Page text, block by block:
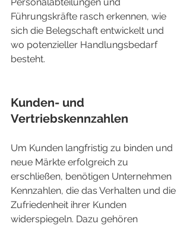
Führungskräfte rasch erkennen, wie
sich die Belegschaft entwickelt und
wo potenzieller Handlungsbedarf
besteht.
Kunden- und
Vertriebskennzahlen
Um Kunden langfristig zu binden und
neue Märkte erfolgreich zu
erschließen, benötigen Unternehmen
Kennzahlen, die das Verhalten und die
Zufriedenheit ihrer Kunden
widerspiegeln. Dazu gehören